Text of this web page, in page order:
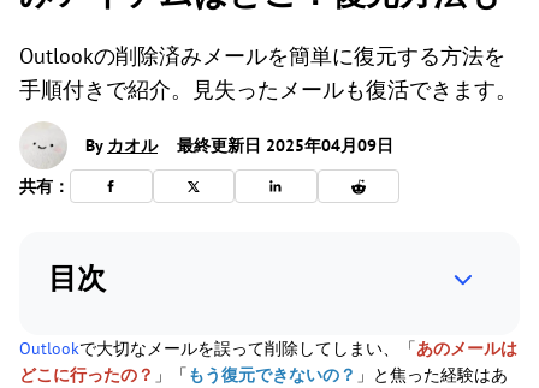
Outlookの削除済みメールを簡単に復元する方法を
手順付きで紹介。見失ったメールも復活できます。
By カオル
最終更新日 2025年04月09日
共有：
目次
Outlookで大切なメールを誤って削除してしまい、「あのメールは
どこに行ったの？ 」「 もう復元できないの？ 」と焦った経験はあ